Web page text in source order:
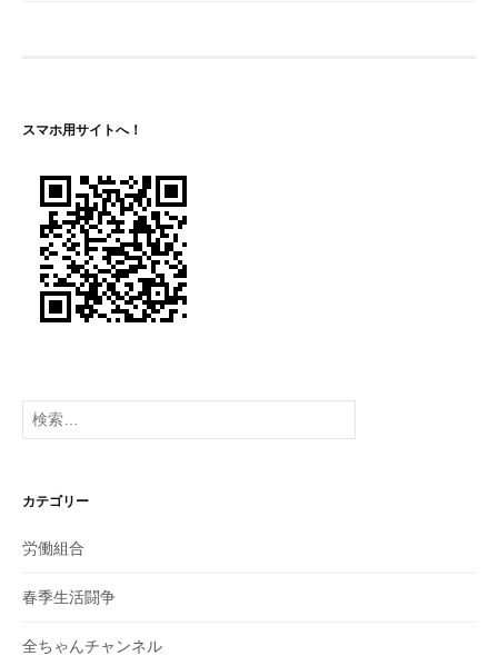
スマホ用サイトへ！
検
索:
カテゴリー
労働組合
春季生活闘争
全ちゃんチャンネル